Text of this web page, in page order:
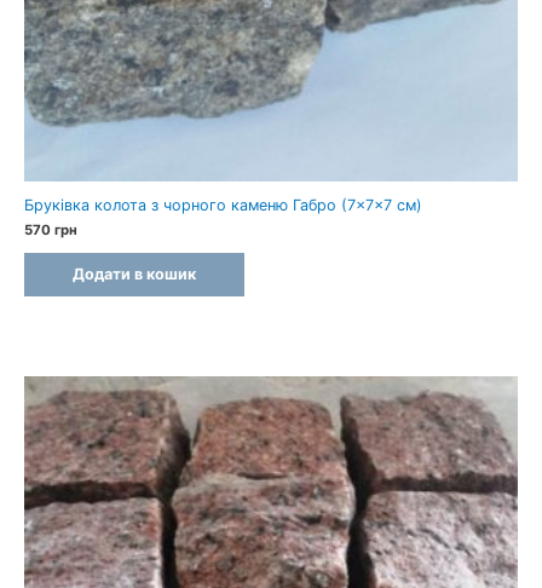
Бруківка колота з чорного каменю Габро (7×7×7 см)
570 грн
Додати в кошик